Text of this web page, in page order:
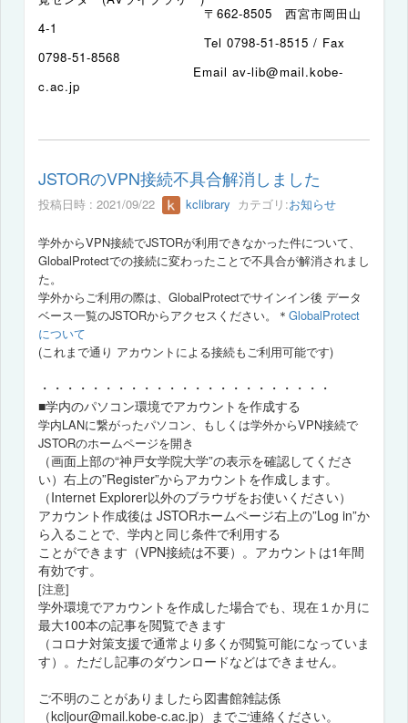
〒 662-8505 西宮市岡田山
4-1
Tel 0798-51-8515 / Fax
0798-51-8568
Email av-lib@mail.kobe-
c.ac.jp
JSTORのVPN接続不具合解消しました
投稿日時 : 2021/09/22 kclibrary カテゴリ:お知らせ
学外からVPN接続でJSTORが利用できなかった件について、
GlobalProtectでの接続に変わったことで不具合が解消されまし
た。
学外からご利用の際は、GlobalProtectでサインイン後 データ
ベース一覧のJSTORからアクセスください。
＊ GlobalProtect
について
(これまで通り アカウントによる接続もご利用可能です)
・・・・・・・・・・・・・・・・・・・・・・・
■学内のパソコン環境でアカウントを作成する
学内LANに繋がったパソコン、もしくは学外からVPN接続で
JSTORのホームページを開き
（画面上部の“神戸女学院大学”の表示を確認してくださ
い）右上の”Register”からアカウントを作成します。
（Internet Explorer以外のブラウザをお使いください）
アカウント作成後は JSTORホームページ右上の”Log in”か
ら入ることで、学内と同じ条件で利用する
ことができます（VPN接続は不要）。アカウントは1年間
有効です。
[注意]
学外環境でアカウントを作成した場合でも、現在１か月に
最大100本の記事を閲覧できます
（コロナ対策支援で通常より多くが閲覧可能になっていま
す）。ただし記事のダウンロードなどはできません。
ご不明のことがありましたら図書館雑誌係
（kcljour@mail.kobe-c.ac.jp）までご連絡ください。